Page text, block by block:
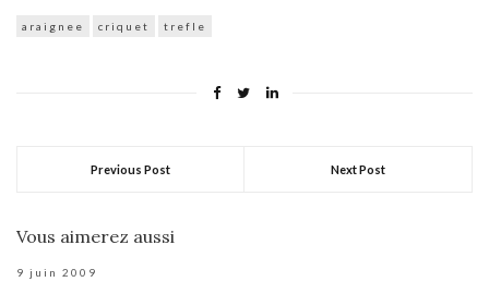
araignee criquet trefle
Previous Post Next Post
Vous aimerez aussi
9 juin 2009